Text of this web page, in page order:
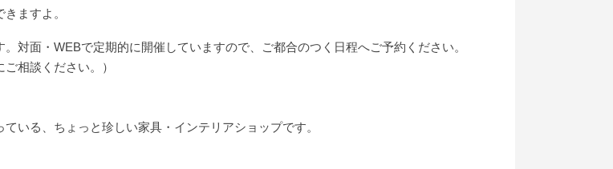
ますよ。
対面・WEBで定期的に開催していますので、ご都合のつく日程へご予約ください。
相談ください。）
いる、ちょっと珍しい家具・インテリアショップです。